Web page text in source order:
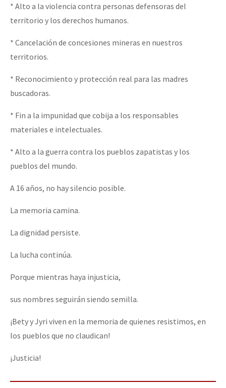
* Alto a la violencia contra personas defensoras del
territorio y los derechos humanos.
* Cancelación de concesiones mineras en nuestros
territorios.
* Reconocimiento y protección real para las madres
buscadoras.
* Fin a la impunidad que cobija a los responsables
materiales e intelectuales.
* Alto a la guerra contra los pueblos zapatistas y los
pueblos del mundo.
A 16 años, no hay silencio posible.
La memoria camina.
La dignidad persiste.
La lucha continúa.
Porque mientras haya injusticia,
sus nombres seguirán siendo semilla.
¡Bety y Jyri viven en la memoria de quienes resistimos, en
los pueblos que no claudican!
¡Justicia!